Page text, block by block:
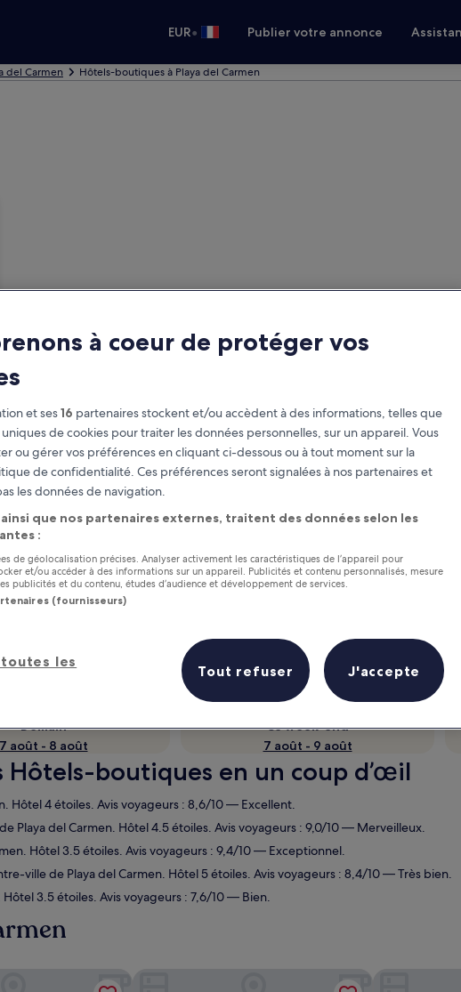
EUR• Publier votre annonce
del Carmen Hôtels-boutiques à Playa del Carmen
Gagnez des récompenses pour
Demain
7 août - 8 août
Ce week-end
7 août - 9 août
Hôtels-boutiques en un coup d’œil
Hôtel 4 étoiles. Avis voyageurs : 8,6/10 — Excellent.
Playa del Carmen. Hôtel 4.5 étoiles. Avis voyageurs : 9,0/10 — Merveilleux.
Hôtel 3.5 étoiles. Avis voyageurs : 9,4/10 — Exceptionnel.
ville de Playa del Carmen. Hôtel 5 étoiles. Avis voyageurs : 8,4/10 — Très bien.
3.5 étoiles. Avis voyageurs : 7,6/10 — Bien.
& Beachside Condo HotelPetit Lafitte Beachfront Hotel & BungalowsBe Playa
à coeur de protéger vos
et ses16 partenaires stockent et/ou accèdent à des informations, telles que
de cookies pour traiter les données personnelles, sur un appareil. Vous
ou gérer vos préférences en cliquant ci-dessous ou à tout moment sur la
de confidentialité. Ces préférences seront signalées à nos partenaires et
les données de navigation.
que nos partenaires externes, traitent des données selon les
:
de géolocalisation précises. Analyser activement les caractéristiques de l’appareil pour
et/ou accéder à des informations sur un appareil. Publicités et contenu personnalisés, mesure
publicités et du contenu, études d’audience et développement de services.
(fournisseurs)
les
Tout refuser J'accepte